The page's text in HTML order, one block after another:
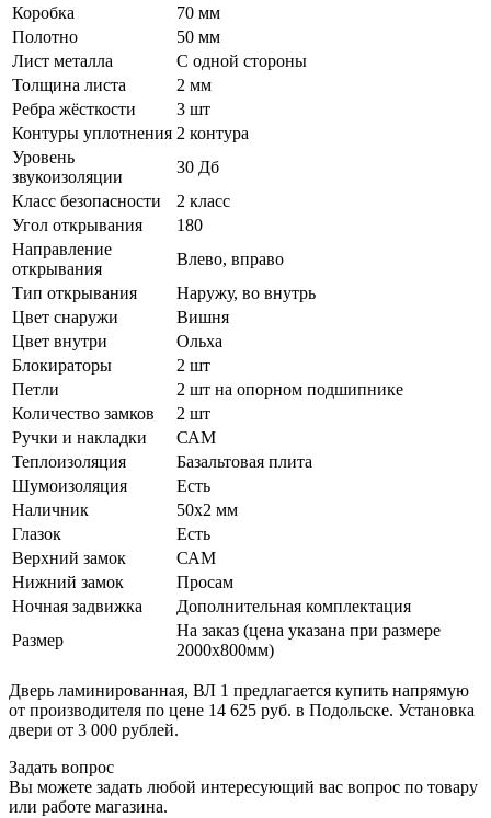
Коробка
70 мм
Полотно
50 мм
Лист металла
С одной стороны
Толщина листа
2 мм
Ребра жёсткости
3 шт
Контуры уплотнения 2 контура
Уровень
звукоизоляции
30 Дб
Класс безопасности
2 класс
Угол открывания
180
Направление
открывания
Влево, вправо
Тип открывания
Наружу, во внутрь
Цвет снаружи
Вишня
Цвет внутри
Ольха
Блокираторы
2 шт
Петли
2 шт на опорном подшипнике
Количество замков
2 шт
Ручки и накладки
САМ
Теплоизоляция
Базальтовая плита
Шумоизоляция
Есть
Наличник
50х2 мм
Глазок
Есть
Верхний замок
САМ
Нижний замок
Просам
Ночная задвижка
Дополнительная комплектация
Размер
На заказ (цена указана при размере
2000х800мм)
Дверь ламинированная, ВЛ 1 предлагается купить напрямую
от производителя по цене 14 625 руб. в Подольске. Установка
двери от 3 000 рублей.
Задать вопрос
Вы можете задать любой интересующий вас вопрос по товару
или работе магазина.